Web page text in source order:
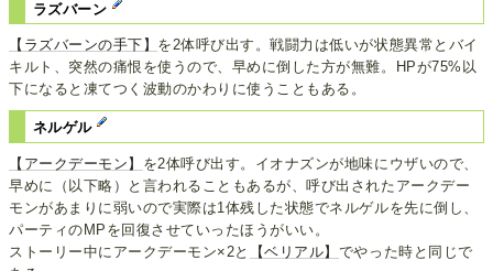
ラズバーン
【ラズバーンの手下】 を2体呼び出す。戦闘力は低いが状態異常とバイ
キルト、突然の痛恨を使うので、早めに倒した方が無難。HPが75%以
下になると凍てつく波動のかわりに使うこともある。
ネルゲル
【アークデーモン】 を2体呼び出す。イオナズンが地味にウザいので、
早めに（以下略）と言われることもあるが、呼び出されたアークデー
モンがあまりに弱いので実際は1体残した状態でネルゲルを先に倒し、
パーティのMPを回復させていったほうがいい。
ストーリー中にアークデーモン×2と
【ベリアル】 でやった時と同じで